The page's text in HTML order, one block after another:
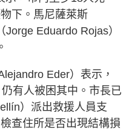
下。馬尼薩萊斯
Jorge Eduardo Rojas）
Eder）表示，
有人被困其中。市長已
）派出救援人員支
查住所是否出現結構損